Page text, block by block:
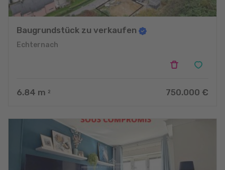
Baugrundstück zu verkaufen
Echternach
6.84 m 2 750.000 €